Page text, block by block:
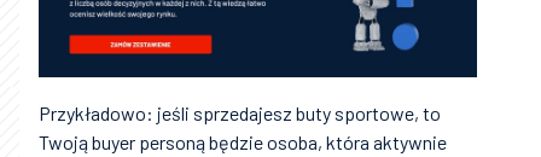
Przykładowo: jeśli sprzedajesz buty sportowe, to
Twoją buyer personą będzie osoba, która aktywnie